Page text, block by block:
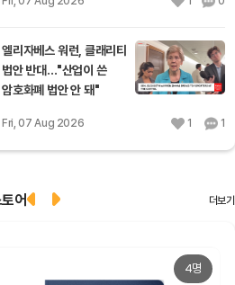
엘리자베스 워런, 클래리티
법안 반대…"산업이 쓴
암호화폐 법안 안 돼"
Fri, 07 Aug 2026 1 1
어 더보기
4명